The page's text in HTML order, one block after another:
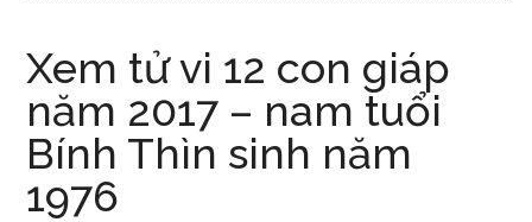
Xem tử vi 12 con giáp
năm 2017 – nam tuổi
Bính Thìn sinh năm
1976